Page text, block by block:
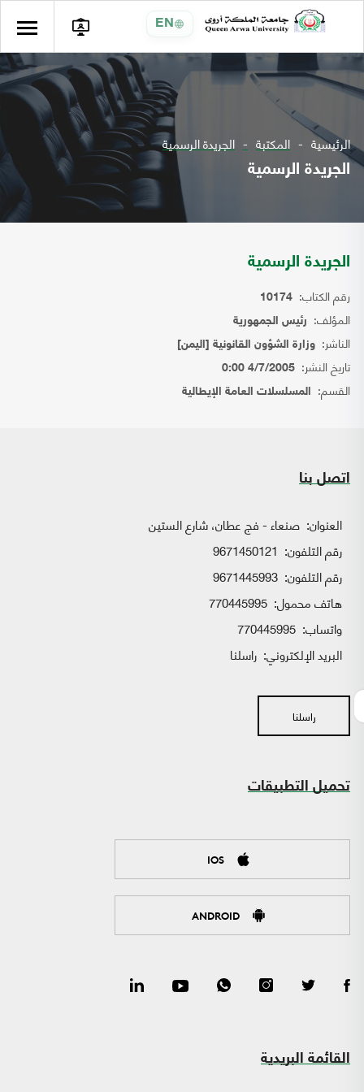
EN
الرئيسية المكتبة الجريدة الرسمية
الجريدة الرسمية
الجريدة الرسمية
رقم الكتاب: 10174
المؤلف: رئيس الجمهورية
الناشر: وزارة الشؤون القانونية [اليمن]
تاريخ النشر: 4/7/2005 0:00
القسم: المسلسلات العامة الإيطالية
اتصل بنا
العنوان: صنعاء - فج عطان، شارع الستين
رقم التلفون: 9671450121
رقم التلفون: 9671445993
هاتف محمول: 770445995
واتساب:
البريد الإلكتروني: راسلنا
راسلنا
تحميل التطبيقات
IOS
ANDROID
القائمة البريدية